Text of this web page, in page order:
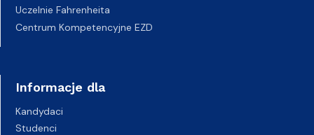
Uczelnie Fahrenheita
Centrum Kompetencyjne EZD
Informacje dla
Kandydaci
Studenci